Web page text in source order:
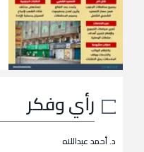
رأي وفكر
د. أحمد عبداللاه